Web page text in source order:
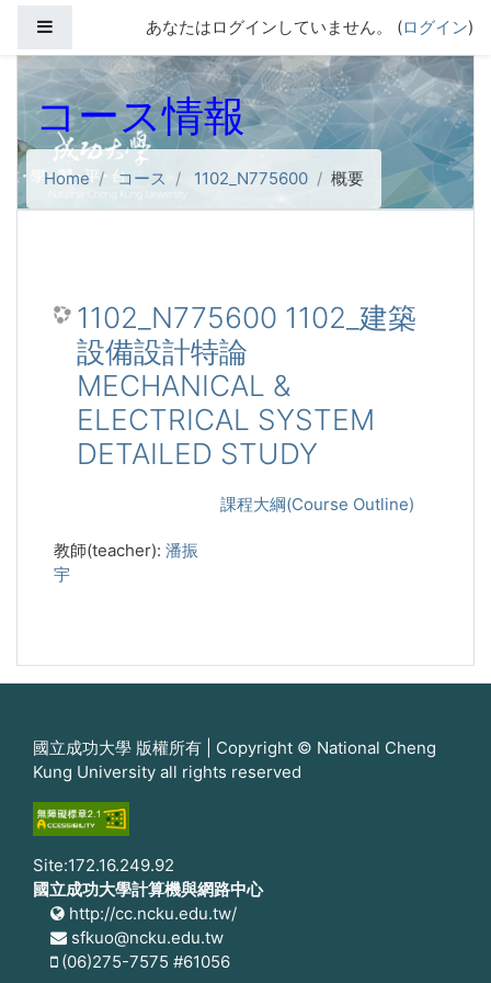
サイドパネルあなたはログインしていません。 (ログイン)
コース情報
Home コース 1102_N775600 概要
1102_N775600 1102_建築
設備設計特論
MECHANICAL &
ELECTRICAL SYSTEM
DETAILED STUDY
課程大綱(Course Outline)
教師(teacher): 潘振
宇
國立成功大學 版權所有 | Copyright © National Cheng
Kung University all rights reserved
Site:172.16.249.92
國立成功大學計算機與網路中心
http://cc.ncku.edu.tw/
sfkuo@ncku.edu.tw
(06)275-7575 #61056